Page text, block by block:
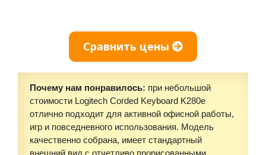
Сравнить цены
Почему нам понравилось: при небольшой
стоимости Logitech Corded Keyboard K280e
отлично подходит для активной офисной работы,
игр и повседневного использования. Модель
качественно собрана, имеет стандартный
внешний вид с отчетливо прорисованными